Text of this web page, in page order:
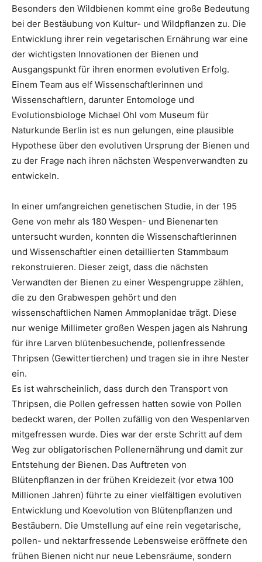
Besonders den Wildbienen kommt eine große Bedeutung
bei der Bestäubung von Kultur- und Wildpflanzen zu. Die
Entwicklung ihrer rein vegetarischen Ernährung war eine
der wichtigsten Innovationen der Bienen und
Ausgangspunkt für ihren enormen evolutiven Erfolg.
Einem Team aus elf Wissenschaftlerinnen und
Wissenschaftlern, darunter Entomologe und
Evolutionsbiologe Michael Ohl vom Museum für
Naturkunde Berlin ist es nun gelungen, eine plausible
Hypothese über den evolutiven Ursprung der Bienen und
zu der Frage nach ihren nächsten Wespenverwandten zu
entwickeln.
In einer umfangreichen genetischen Studie, in der 195
Gene von mehr als 180 Wespen- und Bienenarten
untersucht wurden, konnten die Wissenschaftlerinnen
und Wissenschaftler einen detaillierten Stammbaum
rekonstruieren. Dieser zeigt, dass die nächsten
Verwandten der Bienen zu einer Wespengruppe zählen,
die zu den Grabwespen gehört und den
wissenschaftlichen Namen Ammoplanidae trägt. Diese
nur wenige Millimeter großen Wespen jagen als Nahrung
für ihre Larven blütenbesuchende, pollenfressende
Thripsen (Gewittertierchen) und tragen sie in ihre Nester
ein.
Es ist wahrscheinlich, dass durch den Transport von
Thripsen, die Pollen gefressen hatten sowie von Pollen
bedeckt waren, der Pollen zufällig von den Wespenlarven
mitgefressen wurde. Dies war der erste Schritt auf dem
Weg zur obligatorischen Pollenernährung und damit zur
Entstehung der Bienen. Das Auftreten von
Blütenpflanzen in der frühen Kreidezeit (vor etwa 100
Millionen Jahren) führte zu einer vielfältigen evolutiven
Entwicklung und Koevolution von Blütenpflanzen und
Bestäubern. Die Umstellung auf eine rein vegetarische,
pollen- und nektarfressende Lebensweise eröffnete den
frühen Bienen nicht nur neue Lebensräume, sondern